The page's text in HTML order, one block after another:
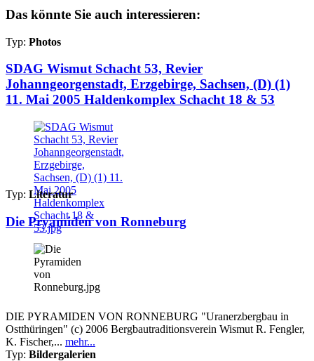
Das könnte Sie auch interessieren:
Typ: Photos
SDAG Wismut Schacht 53, Revier
Johanngeorgenstadt, Erzgebirge, Sachsen, (D) (1)
11. Mai 2005 Haldenkomplex Schacht 18 & 53
Typ: Literatur
Die Pryamiden von Ronneburg
DIE PYRAMIDEN VON RONNEBURG "Uranerzbergbau in
Ostthüringen" (c) 2006 Bergbautraditionsverein Wismut R. Fengler,
K. Fischer,... mehr...
Typ: Bildergalerien